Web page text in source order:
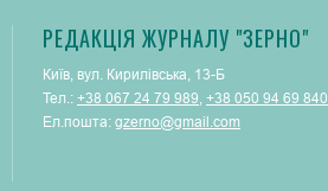
РЕДАКЦІЯ ЖУРНАЛУ "ЗЕРНО"
Київ, вул. Кирилівська, 13-Б
Тел.: +38 067 24 79 989 +38 050 94 69 840
Ел.пошта: gzerno@gmail.com